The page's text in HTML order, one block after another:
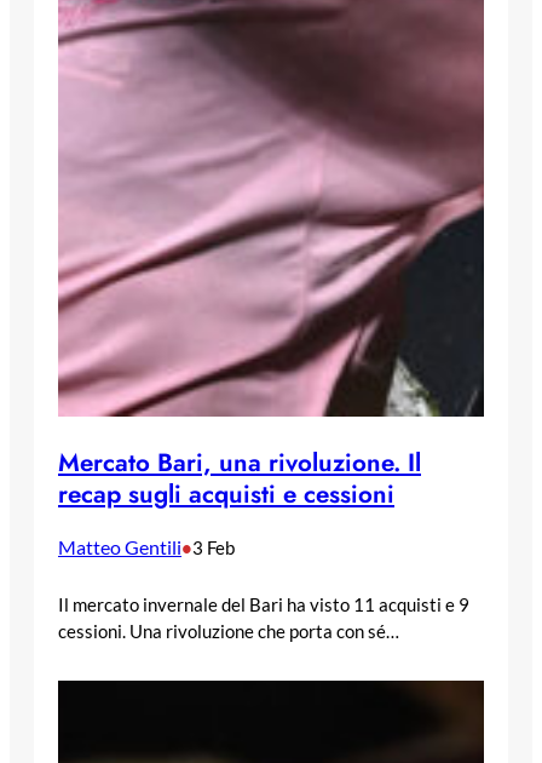
Mercato Bari, una rivoluzione. Il
recap sugli acquisti e cessioni
Matteo Gentili•3 Feb
Il mercato invernale del Bari ha visto 11 acquisti e 9
cessioni. Una rivoluzione che porta con sé…